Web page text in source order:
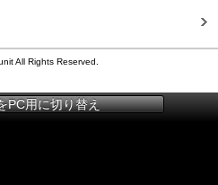
All Rights Reserved.
PC用に切り替え